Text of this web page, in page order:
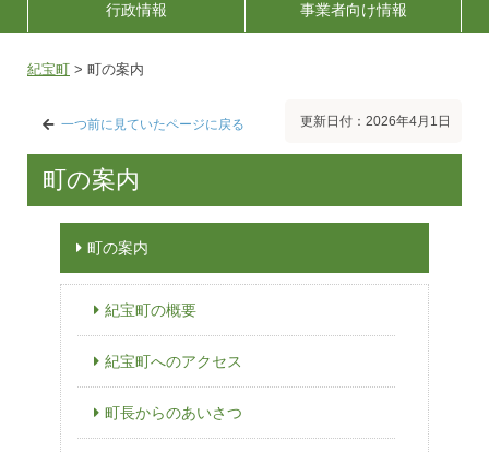
行政情報 事業者向け情報
紀宝町 > 町の案内
一つ前に見ていたページに戻る 更新日付：2026年4月1日
町の案内
町の案内
紀宝町の概要
紀宝町へのアクセス
町長からのあいさつ